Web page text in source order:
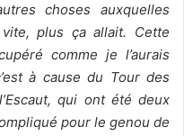
choses auxquelles
plus ça allait. Cette
comme je l’aurais
à cause du Tour des
qui ont été deux
pour le genou de